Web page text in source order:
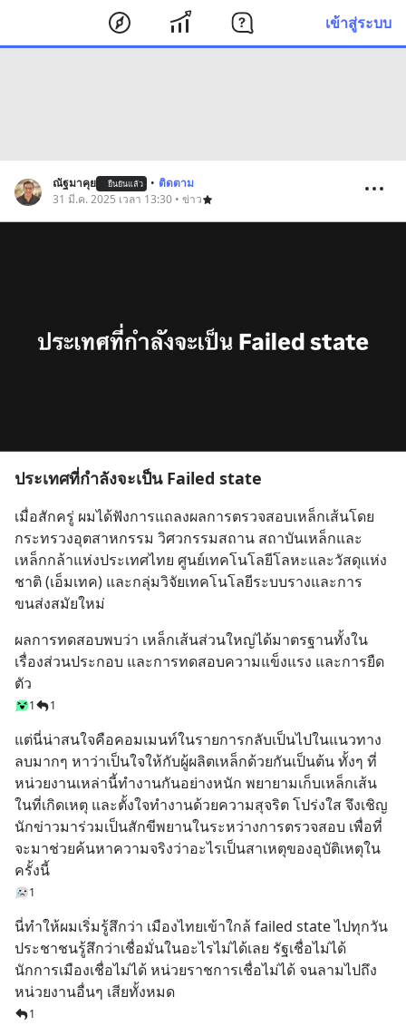
เข้าสู่ระบบ
ณัฐมาคุย ยืนยันแล้ว • ติดตาม
31 มี.ค. 2025 เวลา 13:30 • ข่าว
ประเทศที่กำลังจะเป็น Failed state
เมื่อสักครู่ ผมได้ฟังการแถลงผลการตรวจสอบเหล็กเส้นโดย
กระทรวงอุตสาหกรรม วิศวกรรมสถาน สถาบันเหล็กและ
เหล็กกล้าแห่งประเทศไทย ศูนย์เทคโนโลยีโลหะและวัสดุแห่ง
ชาติ (เอ็มเทค) และกลุ่มวิจัยเทคโนโลยีระบบรางและการ
ขนส่งสมัยใหม่
ผลการทดสอบพบว่า เหล็กเส้นส่วนใหญ่ได้มาตรฐานทั้งใน
เรื่องส่วนประกอบ และการทดสอบความแข็งแรง และการยืด
ตัว
1 1
แต่นี่น่าสนใจคือคอมเมนท์ในรายการกลับเป็นไปในแนวทาง
ลบมากๆ หาว่าเป็นใจให้กับผู้ผลิตเหล็กด้วยกันเป็นต้น ทั้งๆ ที่
หน่วยงานเหล่านี้ทำงานกันอย่างหนัก พยายามเก็บเหล็กเส้น
ในที่เกิดเหตุ และตั้งใจทำงานด้วยความสุจริต โปร่งใส จึงเชิญ
นักข่าวมาร่วมเป็นสักขีพยานในระหว่างการตรวจสอบ เพื่อที่
จะมาช่วยค้นหาความจริงว่าอะไรเป็นสาเหตุของอุบัติเหตุใน
ครั้งนี้
1
นี่ทำให้ผมเริ่มรู้สึกว่า เมืองไทยเข้าใกล้ failed state ไปทุกวัน
ประชาชนรู้สึกว่าเชื่อมั่นในอะไรไม่ได้เลย รัฐเชื่อไม่ได้
นักการเมืองเชื่อไม่ได้ หน่วยราชการเชื่อไม่ได้ จนลามไปถึง
หน่วยงานอื่นๆ เสียทั้งหมด
1